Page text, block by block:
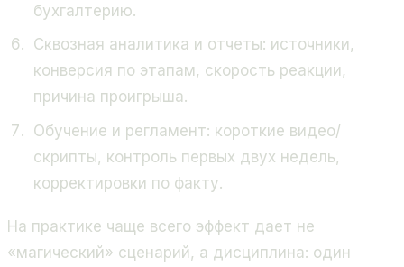
бухгалтерию.
Сквозная аналитика и отчеты: источники,
конверсия по этапам, скорость реакции,
причина проигрыша.
Обучение и регламент: короткие видео/
скрипты, контроль первых двух недель,
корректировки по факту.
На практике чаще всего эффект дает не
«магический» сценарий, а дисциплина: один